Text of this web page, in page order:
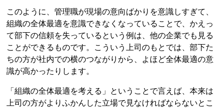
このように、管理職が現場の意向ばかりを意識しすぎて、
組織の全体最適を意識できなくなっていることで、かえっ
て部下の信頼を失っているという例は、他の企業でも見る
ことができるものです。こういう上司のもとでは、部下た
ちの方が社内での横のつながりから、よほど全体最適の意
識が高かったりします。
「組織の全体最適を考える」ということで言えば、本来は
上司の方がよりふかんした立場で見なければならないとこ